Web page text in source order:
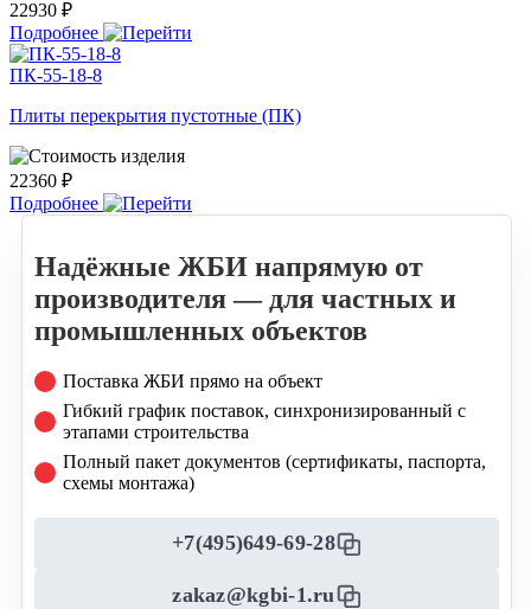
22930 ₽
Подробнее
ПК-55-18-8
Плиты перекрытия пустотные (ПК)
22360 ₽
Подробнее
Надёжные ЖБИ напрямую от
производителя — для частных и
промышленных объектов
Поставка ЖБИ прямо на объект
Гибкий график поставок, синхронизированный с
этапами строительства
Полный пакет документов (сертификаты, паспорта,
схемы монтажа)
+7(495)649-69-28
zakaz@kgbi-1.ru